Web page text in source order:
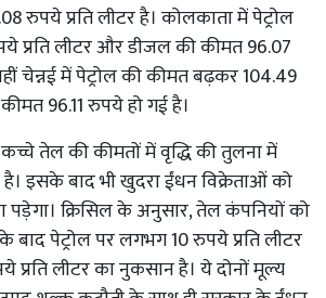
रुपये प्रति लीटर है। कोलकाता में पेट्रोल
प्रति लीटर और डीजल की कीमत 96.07
चेन्नई में पेट्रोल की कीमत बढ़कर 104.49
96.11 रुपये हो गई है।
कच्चे तेल की कीमतों में वृद्धि की तुलना में
इसके बाद भी खुदरा ईंधन विक्रेताओं को
पड़ेगा। क्रिसिल के अनुसार, तेल कंपनियों को
बाद पेट्रोल पर लगभग 10 रुपये प्रति लीटर
लीटर का नुकसान है। ये दोनों मूल्य